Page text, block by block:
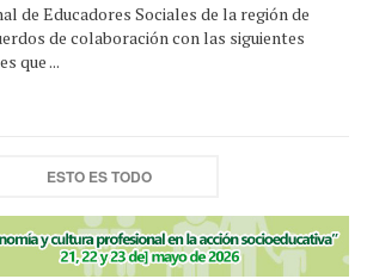
de Educadores Sociales de la región de
de colaboración con las siguientes
que ...
ESTO ES TODO